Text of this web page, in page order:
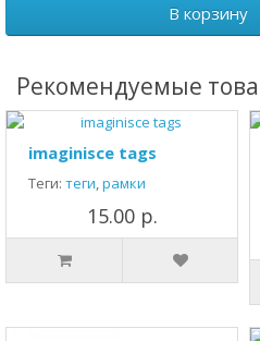
В корзину
Рекомендуемые
imaginisce tags
Теги: теги,рамки
15.00 р.